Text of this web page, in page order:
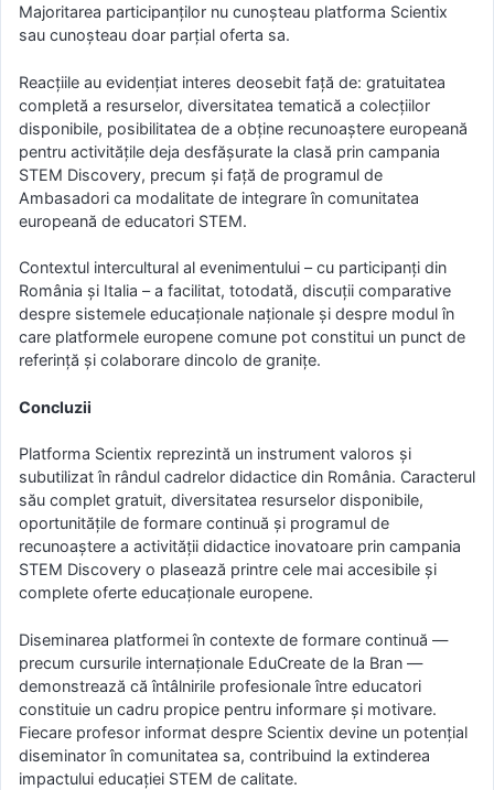
Majoritarea participanților nu cunoșteau platforma Scientix
sau cunoșteau doar parțial oferta sa.
Reacțiile au evidențiat interes deosebit față de: gratuitatea
completă a resurselor, diversitatea tematică a colecțiilor
disponibile, posibilitatea de a obține recunoaștere europeană
pentru activitățile deja desfășurate la clasă prin campania
STEM Discovery, precum și față de programul de
Ambasadori ca modalitate de integrare în comunitatea
europeană de educatori STEM.
Contextul intercultural al evenimentului – cu participanți din
România și Italia – a facilitat, totodată, discuții comparative
despre sistemele educaționale naționale și despre modul în
care platformele europene comune pot constitui un punct de
referință și colaborare dincolo de granițe.
Concluzii
Platforma Scientix reprezintă un instrument valoros și
subutilizat în rândul cadrelor didactice din România. Caracterul
său complet gratuit, diversitatea resurselor disponibile,
oportunitățile de formare continuă și programul de
recunoaștere a activității didactice inovatoare prin campania
STEM Discovery o plasează printre cele mai accesibile și
complete oferte educaționale europene.
Diseminarea platformei în contexte de formare continuă —
precum cursurile internaționale EduCreate de la Bran —
demonstrează că întâlnirile profesionale între educatori
constituie un cadru propice pentru informare și motivare.
Fiecare profesor informat despre Scientix devine un potențial
diseminator în comunitatea sa, contribuind la extinderea
impactului educației STEM de calitate.